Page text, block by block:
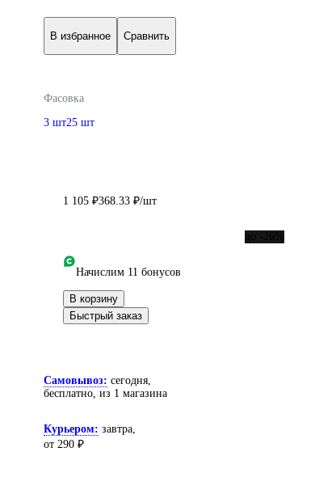
В избранное Сравнить
Фасовка
3 шт25 шт
1 105 ₽368.33 ₽/шт
Начислим 11 бонусов
В корзину
Быстрый заказ
Самовывоз: сегодня,
бесплатно, из 1 магазина
Курьером: завтра,
от 290 ₽